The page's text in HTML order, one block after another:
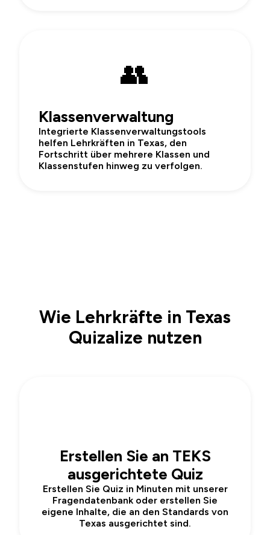
👥
Klassenverwaltung
Integrierte Klassenverwaltungstools
helfen Lehrkräften in Texas, den
Fortschritt über mehrere Klassen und
Klassenstufen hinweg zu verfolgen.
Wie Lehrkräfte in Texas
Quizalize nutzen
Erstellen Sie an TEKS
ausgerichtete Quiz
Erstellen Sie Quiz in Minuten mit unserer
Fragendatenbank oder erstellen Sie
eigene Inhalte, die an den Standards von
Texas ausgerichtet sind.